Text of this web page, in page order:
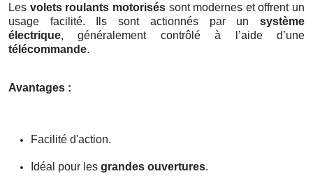
Les volets roulants motoriséssont modernes et offrent un
usage facilité. Ils sont actionnés par un système
électrique, généralement contrôlé à l’aide d’une
télécommande.
Avantages :
Facilité d'action.
Idéal pour les grandes ouvertures.